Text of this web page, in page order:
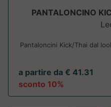
PANTALONCINO
Pantaloncini Kick/Thai dal
a partire da € 41.31
sconto 10%